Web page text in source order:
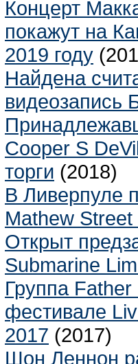
Концерт
покажут на
2019 году
Найдена
видеозапись
Cooper S
торги (2018)
В Ливерпуле
Mathew
Открыт
Submarine
Группа
фестивале
2017 (2017)
Шон Леннон